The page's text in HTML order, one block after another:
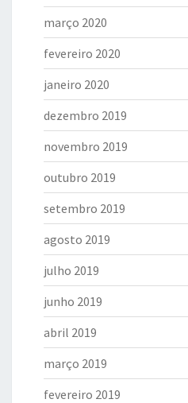
março 2020
fevereiro 2020
janeiro 2020
dezembro 2019
novembro 2019
outubro 2019
setembro 2019
agosto 2019
julho 2019
junho 2019
abril 2019
março 2019
fevereiro 2019